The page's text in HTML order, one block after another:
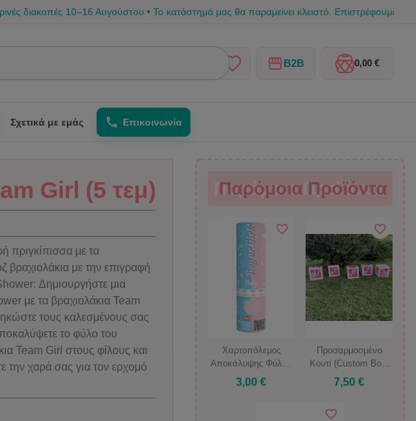
10–16 Αυγούστου • Το κατάστημά μας θα παραμείνει κλειστό. Επιστρέφουμε από 17/08
B2B 0,00 €
Σχετικά με εμάς Επικοινωνία
Girl (5 τεμ)
πριγκίπισσα με τα
βραχιολάκια με την επιγραφή
Δημιουργήστε μια
με τα βραχιολάκια Team
τους καλεσμένους σας
το φύλο του
Team Girl στους φίλους και
την χαρά σας για τον ερχομό
Παρόμοια Προϊόντα
Παρόμοια Προϊόντα
Χαρτοπόλεμος
Αποκάλυψης Φύλου
Μωρού Μικρός -
Γαλάζιο (15 εκ.)
3,00 €
Προσαρμοσμένο
Κουτί (Custom Box)
με γράμματα της
επιλογής σας
7,50 €